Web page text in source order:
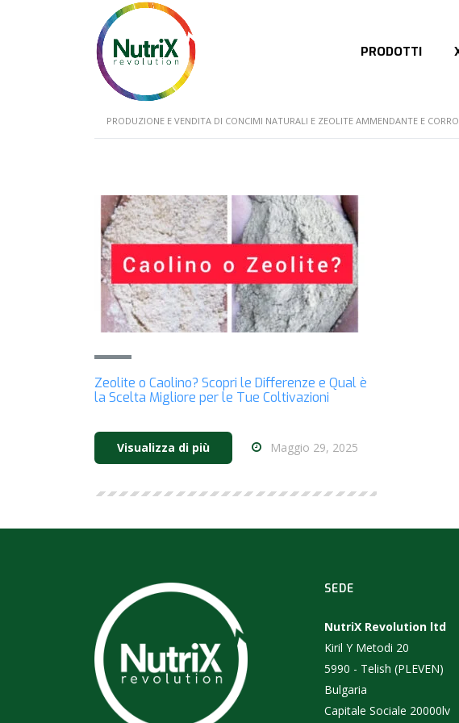
PRODOTTI
PRODUZIONE E VENDITA DI CONCIMI NATURALI E ZEOLITE AMMENDANTE E
Zeolite o Caolino? Scopri le Differenze e Qual è
la Scelta Migliore per le Tue Coltivazioni
Visualizza di più Maggio 29, 2025
SEDE
NutriX Revolution ltd
Kiril Y Metodi 20
5990 - Telish (PLEVEN)
Bulgaria
Capitale Sociale 20000lv